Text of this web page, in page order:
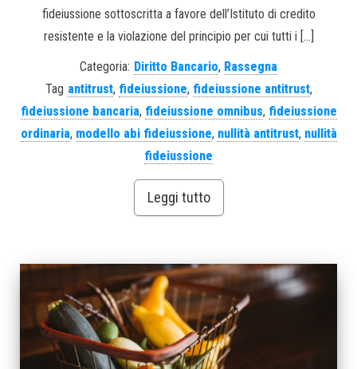
fideiussione sottoscritta a favore dell’Istituto di credito
resistente e la violazione del principio per cui tutti i […]
Categoria: Diritto Bancario, Rassegna
Tag antitrust, fideiussione, fideiussione antitrust,
fideiussione bancaria, fideiussione omnibus, fideiussione
ordinaria, modello abi fideiussione, nullità antitrust, nullità
fideiussione
Leggi tutto